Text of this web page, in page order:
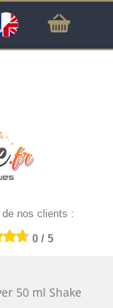
MATÉRIEL
nos clients :
0 / 5
50 ml Shake